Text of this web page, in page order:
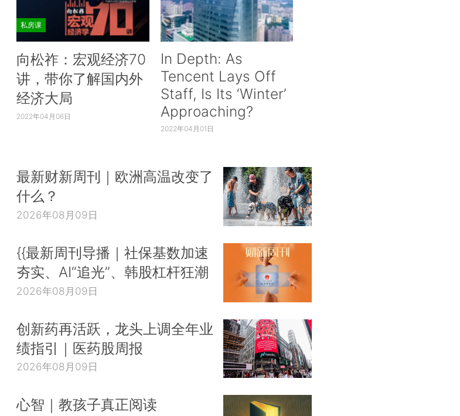
私房课
向松祚：宏观经济70
讲，带你了解国内外
经济大局
2022年04月06日
In Depth: As
Tencent Lays Off
Staff, Is Its ‘Winter’
Approaching?
2022年04月01日
最新财新周刊｜欧洲高温改变了
什么？
2026年08月09日
{{最新周刊导播｜社保基数加速
夯实、AI“追光”、韩股杠杆狂潮
2026年08月09日
创新药再活跃，龙头上调全年业
绩指引｜医药股周报
2026年08月09日
心智｜教孩子真正阅读